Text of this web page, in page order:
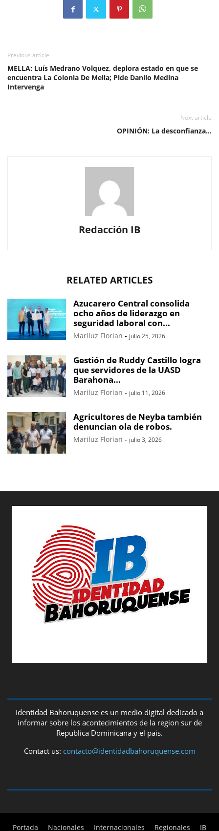
Previous article
MELLA: Luís Medrano Volquez, deplora estado en que se
encuentra La Colonia De Mella; Pide Danilo Medina
Intervenga
Next article
OPINIÓN: La desconfianza…
Redacción IB
RELATED ARTICLES
Azucarero Central consolida
ocho años de liderazgo en
seguridad laboral con...
Mariluz Florian - julio 25, 2026
Gestión de Ruddy Castillo logra
que servidores de la UASD
Barahona...
Mariluz Florian - julio 11, 2026
Agricultores de Neyba también
denuncian ola de robos.
Mariluz Florian - julio 3, 2026
Identidad Bahoruquense es un medio digital dedicado a
informar sobre los acontecimientos de la region sur de
Republica Dominicana y el pais.
Contact us: contacto@identidadbahoruquense.com
Portada Nacionales Internacionales Regionales IB